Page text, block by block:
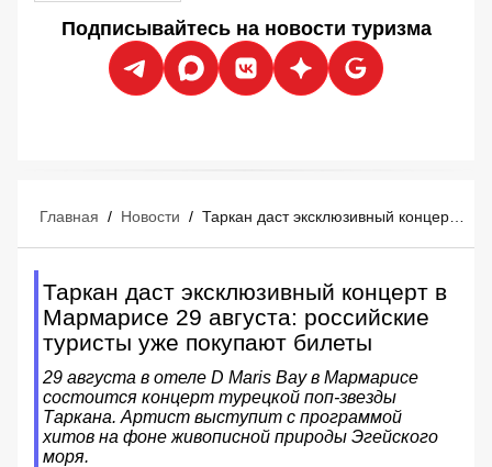
Подписывайтесь на новости туризма
Главная / Новости /
Таркан даст эксклюзивный концерт в
Мармарисе 29 августа: российские
туристы уже покупают билеты
29 августа в отеле D Maris Bay в Мармарисе
состоится концерт турецкой поп-звезды
Таркана. Артист выступит с программой
хитов на фоне живописной природы Эгейского
моря.